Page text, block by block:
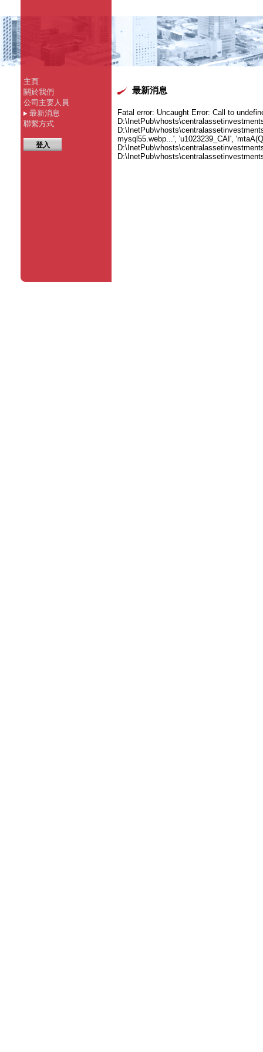
主頁
關於我們
公司主要人員
最新消息
聯繫方式
登入
最新消息
Fatal error: Uncaught Error: Call to
mysql55.webp...', 'u1023239_CAI',